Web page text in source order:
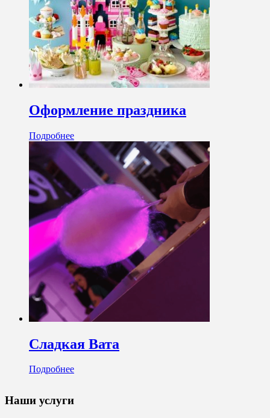
Оформление праздника
Подробнее
Сладкая Вата
Подробнее
Наши услуги